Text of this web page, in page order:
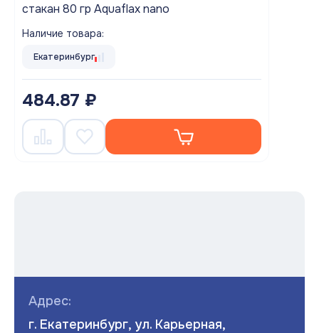
стакан 80 гр Aquaflax nano
Наличие товара:
Екатеринбург
484.87 ₽
Адрес:
г. Екатеринбург, ул. Карьерная,